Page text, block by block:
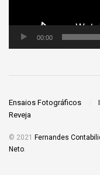
00:00
Ensaios Fotográficos
Reveja
© 2021 Fernandes
Neto